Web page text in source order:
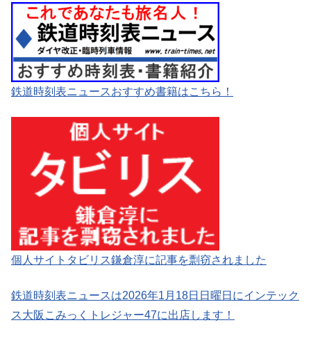
鉄道時刻表ニュースおすすめ書籍はこちら！
個人サイトタビリス鎌倉淳に記事を剽窃されました
鉄道時刻表ニュースは2026年1月18日日曜日にインテック
ス大阪こみっくトレジャー47に出店します！